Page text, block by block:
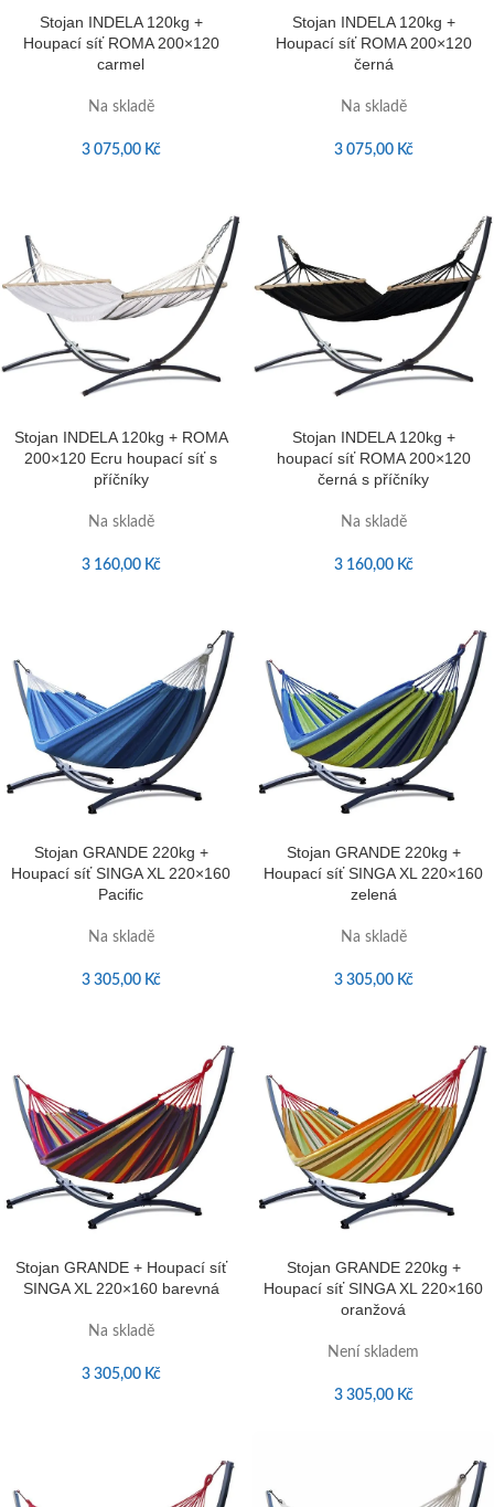
Stojan INDELA 120kg +
Houpací síť ROMA 200×120
carmel
Na skladě
3 075,00 Kč
Stojan INDELA 120kg +
Houpací síť ROMA 200×120
černá
Na skladě
3 075,00 Kč
Stojan INDELA 120kg + ROMA
200×120 Ecru houpací síť s
příčníky
Na skladě
3 160,00 Kč
Stojan INDELA 120kg +
houpací síť ROMA 200×120
černá s příčníky
Na skladě
3 160,00 Kč
Stojan GRANDE 220kg +
Houpací síť SINGA XL 220×160
Pacific
Na skladě
3 305,00 Kč
Stojan GRANDE 220kg +
Houpací síť SINGA XL 220×160
zelená
Na skladě
3 305,00 Kč
Stojan GRANDE + Houpací síť
SINGA XL 220×160 barevná
Na skladě
3 305,00 Kč
Stojan GRANDE 220kg +
Houpací síť SINGA XL 220×160
oranžová
Není skladem
3 305,00 Kč